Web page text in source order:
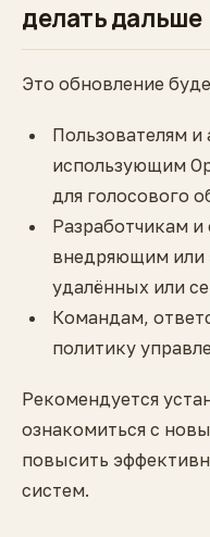
делать дальше
Это обновление
Пользователям
использующим
для голосового
Разработчикам
внедряющим или
удалённых или
Командам,
политику
Рекомендуется
ознакомиться с
повысить
систем.